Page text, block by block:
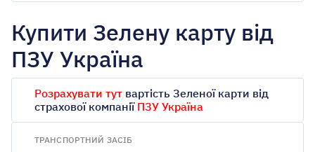
МІСТО РЕЄСТРАЦІЇ ВЛАСНИКА
Київ
Авто на єврономерах
Купити Зелену карту від
ПЗУ Україна
Розрахувати тут вартість Зеленої карти від
страхової компанії ПЗУ Україна
ТРАНСПОРТНИЙ ЗАСІБ